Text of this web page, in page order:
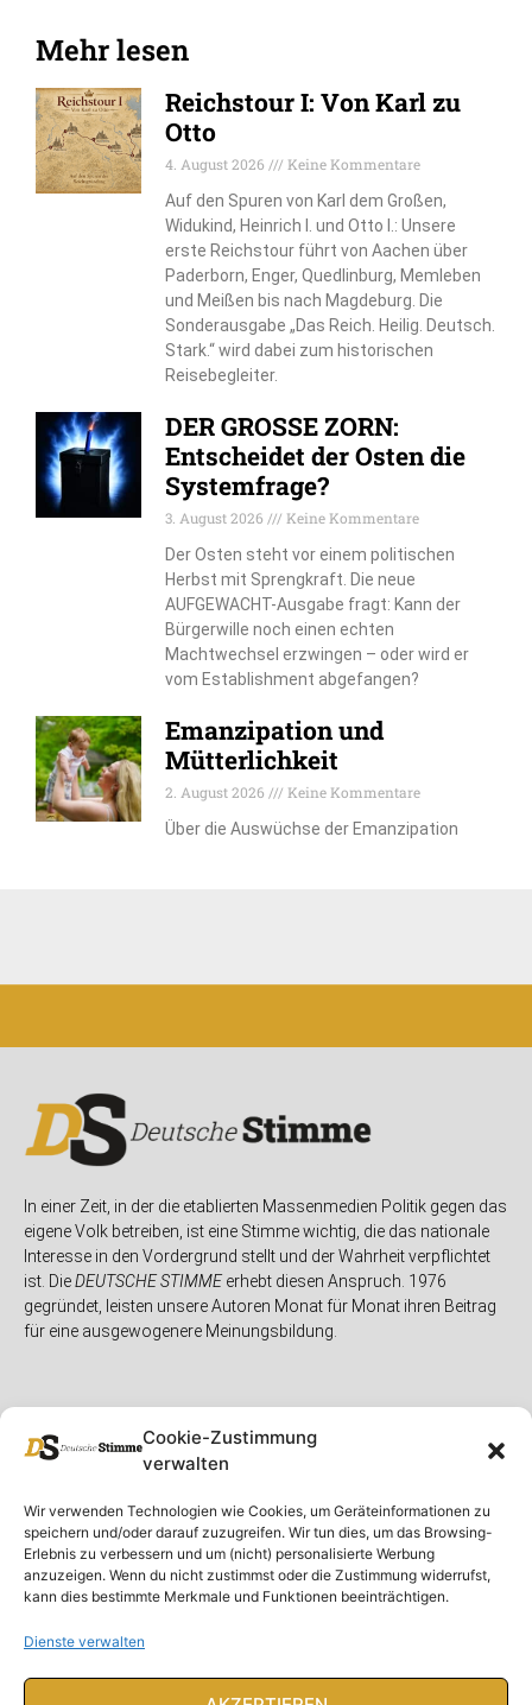
Cookie-Zustimmung
verwalten
Wir verwenden Technologien wie Cookies, um Geräteinformationen zu
speichern und/oder darauf zuzugreifen. Wir tun dies, um das Browsing-
Erlebnis zu verbessern und um (nicht) personalisierte Werbung
anzuzeigen. Wenn du nicht zustimmst oder die Zustimmung widerrufst,
kann dies bestimmte Merkmale und Funktionen beeinträchtigen.
Dienste verwalten
Mehr lesen
Reichstour I: Von Karl zu
Otto
4. August 2026
Keine Kommentare
Auf den Spuren von Karl dem Großen,
Widukind, Heinrich I. und Otto I.: Unsere
erste Reichstour führt von Aachen über
Paderborn, Enger, Quedlinburg, Memleben
und Meißen bis nach Magdeburg. Die
Sonderausgabe „Das Reich. Heilig. Deutsch.
Stark.“ wird dabei zum historischen
Reisebegleiter.
DER GROSSE ZORN:
Entscheidet der Osten die
Systemfrage?
3. August 2026
Keine Kommentare
Der Osten steht vor einem politischen
Herbst mit Sprengkraft. Die neue
AUFGEWACHT-Ausgabe fragt: Kann der
Bürgerwille noch einen echten
Machtwechsel erzwingen – oder wird er
vom Establishment abgefangen?
Emanzipation und
Mütterlichkeit
2. August 2026
Keine Kommentare
Über die Auswüchse der Emanzipation
In einer Zeit, in der die etablierten Massenmedien Politik gegen das
eigene Volk betreiben, ist eine Stimme wichtig, die das nationale
Interesse in den Vordergrund stellt und der Wahrheit verpflichtet
ist. DieDEUTSCHE STIMMEerhebt diesen Anspruch. 1976
gegründet, leisten unsere Autoren Monat für Monat ihren Beitrag
für eine ausgewogenere Meinungsbildung.
Unser Magazin
Spenden
Ausgaben
Abonnieren
Rubriken
Deutschland
Ausland
Feuilleton
Rechtliches
Rechtliche Hinweise
Impressum
Datenschutzerklärung